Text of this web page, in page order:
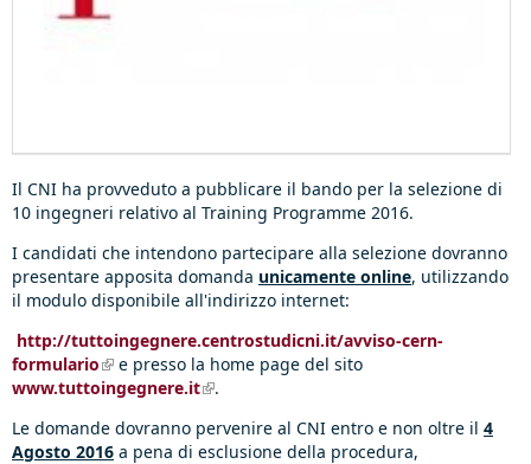
Il CNI ha provveduto a pubblicare il bando per la selezione di
10 ingegneri relativo al Training Programme 2016.
I candidati che intendono partecipare alla selezione dovranno
presentare apposita domanda unicamente online, utilizzando
il modulo disponibile all'indirizzo internet:
http://tuttoingegnere.centrostudicni.it/avviso-cern-
formulario(link is external)
e presso la home page del sito
www.tuttoingegnere.it(link is external)
.
Le domande dovranno pervenire al CNI entro e non oltre il 4
Agosto 2016 a pena di esclusione della procedura,